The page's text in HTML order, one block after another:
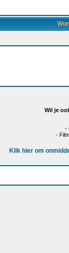
Wil je
-
-
Klik hier om